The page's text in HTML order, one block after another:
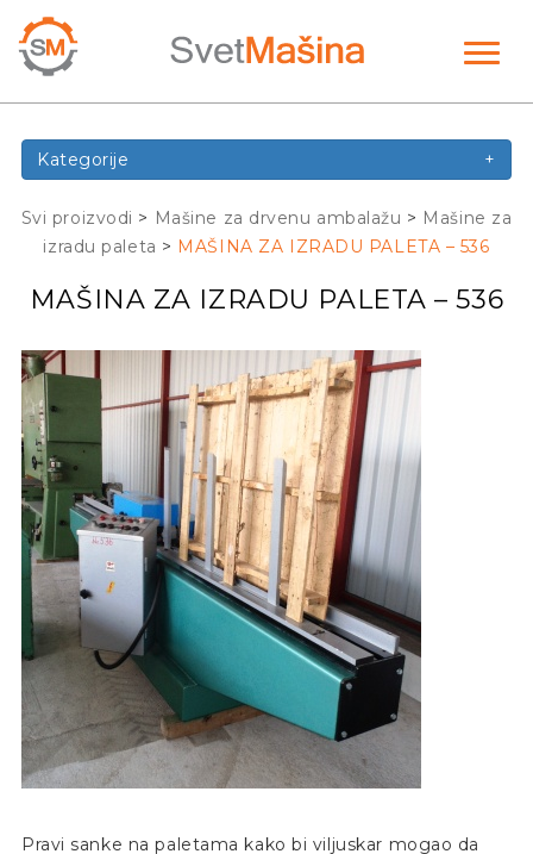
Kategorije +
Svi proizvodi > Mašine za drvenu ambalažu > Mašine za
izradu paleta > MAŠINA ZA IZRADU PALETA – 536
MAŠINA ZA IZRADU PALETA – 536
Pravi sanke na paletama kako bi viljuskar mogao da